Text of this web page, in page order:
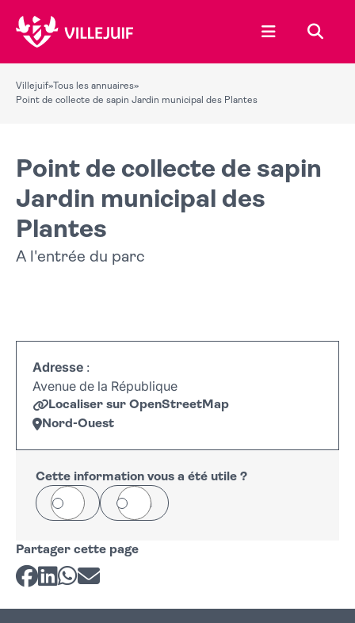
Ouvrir le
Villejuif» Tous les annuaires»
Point de collecte de sapin Jardin municipal des Plantes
Point de collecte de sapin
Jardin municipal des
Plantes
A l'entrée du parc
Adresse :
Avenue de la République
Localiser sur OpenStreetMap
Nord-Ouest
+
−
Cette information vous a été utile ?
Oui Non
Partager cette page
Partager sur Facebook
Partager sur LinkedIn
Partager sur Whatsapp
Partager par courriel